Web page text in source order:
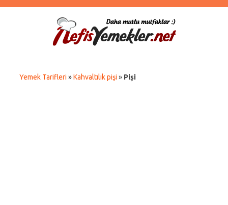
Yemek Tarifleri »Kahvaltılık pişi » Pişi